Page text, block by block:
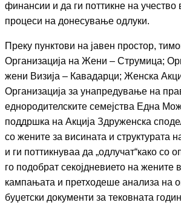
финансии и да ги поттикне на учество
процеси на донесување одлуки.
Преку пунктови на јавен простор,
Организација на Жени – Струмица;
жени Визија – Кавадарци; Женска
Организација за унапредување на
еднородителските семејства Една
поддршка на Акција Здруженска
со жените за висината и структурата
и ги поттикнуваа да „одлучат“како со
го подобрат секојдневието на жените
кампањата и претходеше анализа на
буџетски документи за тековната